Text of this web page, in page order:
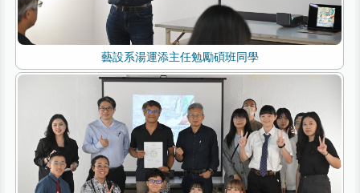
藝設系湯運添主任勉勵碩班同學